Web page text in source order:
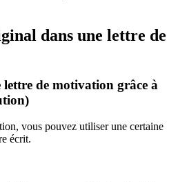
dans une lettre de
de motivation grâce à
vous pouvez utiliser une certaine
écrit.